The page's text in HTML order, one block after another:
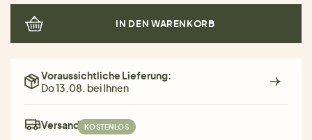
IN DEN WARENKORB
Voraussichtliche Lieferung:
Do 13.08. bei Ihnen
Versand: KOSTENLOS